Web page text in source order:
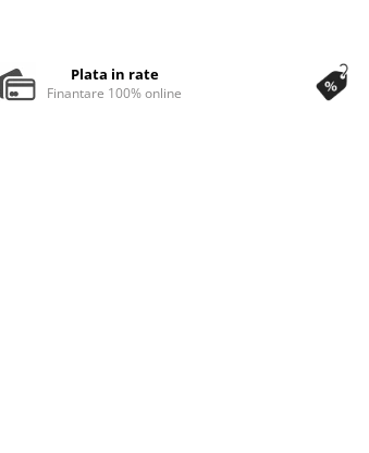
Plata in rate
Finantare 100% online